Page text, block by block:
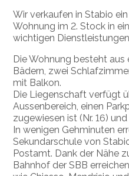
Wir verkaufen in Stabio
Wohnung im 2. Stock in
wichtigen
Die Wohnung besteht aus
Bädern, zwei
mit Balkon.
Die Liegenschaft verfügt
Aussenbereich, einen
zugewiesen ist (Nr. 16)
In wenigen Gehminuten
Sekundarschule von
Postamt. Dank der Nähe
Bahnhof der SBB